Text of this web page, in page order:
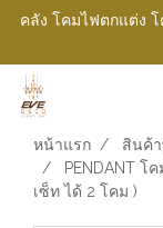
คลัง โคมไฟตกแต่ง
หน้าแรก สินค้
PENDANT โ
เซ็ท ได้ 2 โคม )